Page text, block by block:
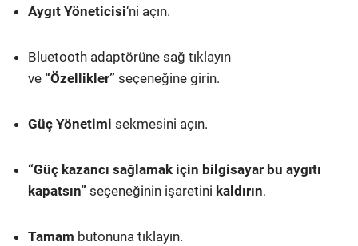
Aygıt Yöneticisi‘ni açın.
Bluetooth adaptörüne sağ tıklayın
ve “Özellikler” seçeneğine girin.
Güç Yönetimi sekmesini açın.
“Güç kazancı sağlamak için bilgisayar bu aygıtı
kapatsın” seçeneğinin işaretini kaldırın.
Tamam butonuna tıklayın.